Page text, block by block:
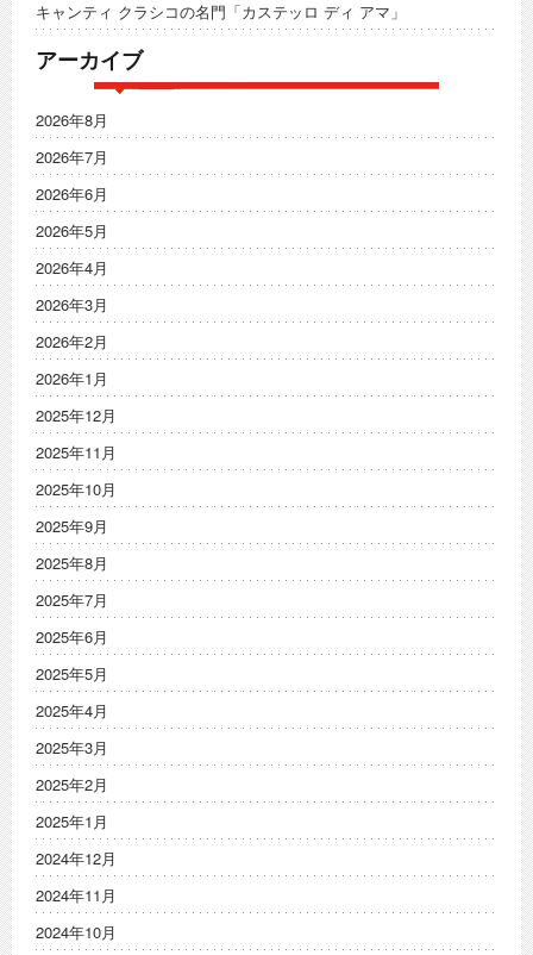
キャンティ クラシコの名門「カステッロ ディ アマ」
アーカイブ
2026年8月
2026年7月
2026年6月
2026年5月
2026年4月
2026年3月
2026年2月
2026年1月
2025年12月
2025年11月
2025年10月
2025年9月
2025年8月
2025年7月
2025年6月
2025年5月
2025年4月
2025年3月
2025年2月
2025年1月
2024年12月
2024年11月
2024年10月